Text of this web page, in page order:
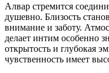
Алвар стремится
душевно. Близость
внимание и заботу.
делает интим особенно
открытость и глубокая
чувственность имеет